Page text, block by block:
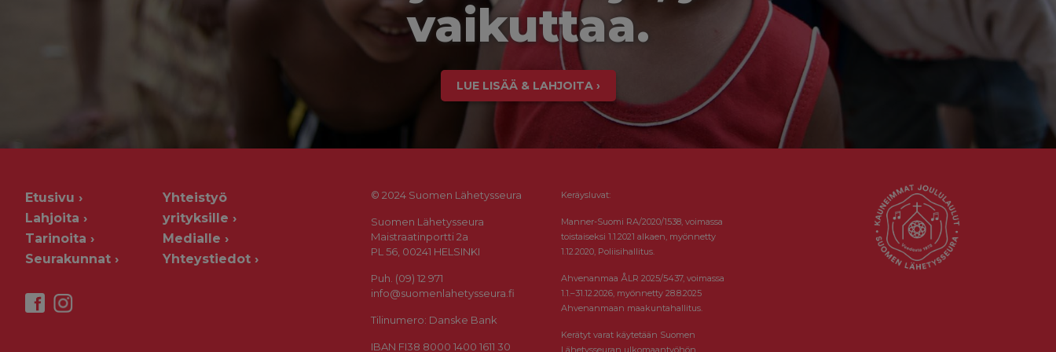
vaikuttaa.
LUE LISÄÄ & LAHJOITA ›
Etusivu
Lahjoita
Tarinoita
Seurakunnat
Yhteistyö
yrityksille
Medialle
Yhteystiedot
© 2024 Suomen Lähetysseura
Suomen Lähetysseura
Maistraatinportti 2a
PL 56, 00241 HELSINKI
Puh. (09) 12 971
info@suomenlahetysseura.fi
Tilinumero: Danske Bank
IBAN FI38 8000 1400 1611 30
Keräysluvat:
Manner-Suomi RA/2020/1538, voimassa
toistaiseksi 1.1.2021 alkaen, myönnetty
1.12.2020, Poliisihallitus.
Ahvenanmaa ÅLR 2025/5437, voimassa
1.1.–31.12.2026, myönnetty 28.8.2025
Ahvenanmaan maakuntahallitus.
Kerätyt varat käytetään Suomen
Lähetysseuran ulkomaantyöhön.